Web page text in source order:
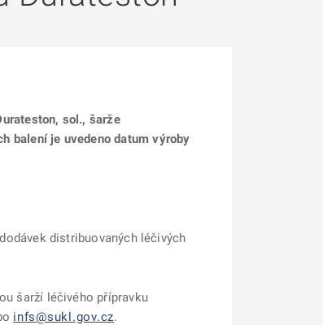
sol., šarže
balení je uvedeno datum výroby
distribuovaných léčivých
šarží léčivého přípravku
infs@sukl.gov.cz.